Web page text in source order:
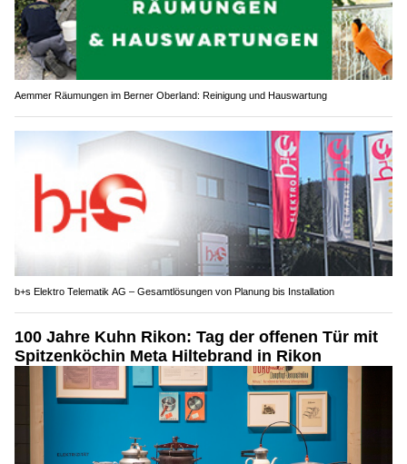
Aemmer Räumungen im Berner Oberland: Reinigung und Hauswartung
b+s Elektro Telematik AG – Gesamtlösungen von Planung bis Installation
100 Jahre Kuhn Rikon: Tag der offenen Tür mit
Spitzenköchin Meta Hiltebrand in Rikon